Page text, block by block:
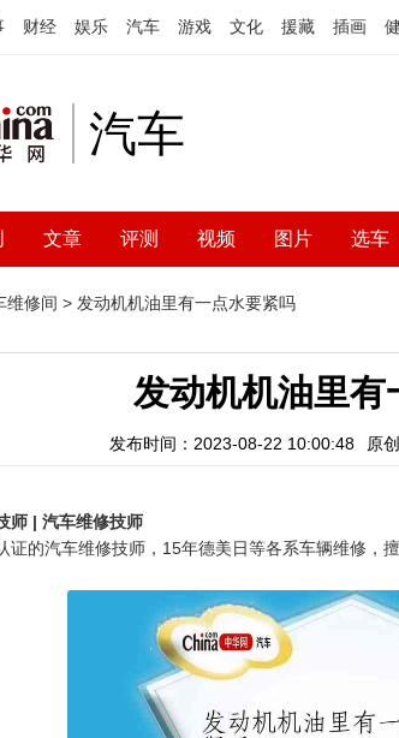
财经 娱乐 汽车 游戏 文化 援藏 插画
汽车
文章 评测 视频 图片 选车
维修间 > 发动机机油里有一点水要紧吗
发动机机油里有
发布时间：2023-08-22 10:00:48 原创
师 | 汽车维修技师